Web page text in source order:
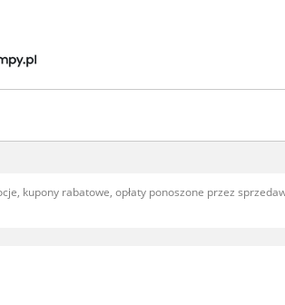
kupony rabatowe, opłaty ponoszone przez